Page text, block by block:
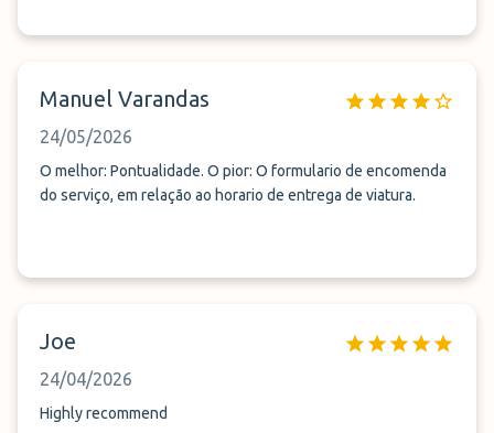
Manuel Varandas
24/05/2026
O melhor: Pontualidade. O pior: O formulario de encomenda
do serviço, em relação ao horario de entrega de viatura.
Joe
24/04/2026
Highly recommend